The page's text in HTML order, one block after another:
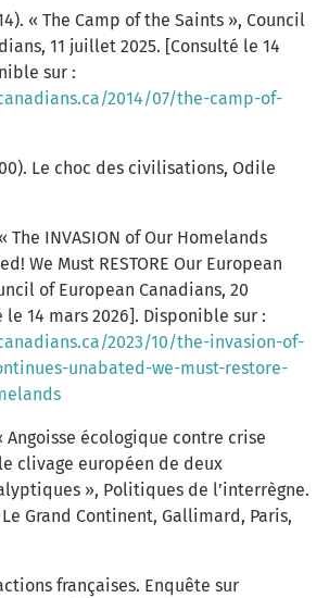
« The Camp of the Saints », Council
11 juillet 2025. [Consulté le 14
sur :
2014/07/the-camp-of-
Le choc des civilisations, Odile
The INVASION of Our Homelands
We Must RESTORE Our European
of European Canadians, 20
14 mars 2026]. Disponible sur :
2023/10/the-invasion-of-
unabated-we-must-restore-
Angoisse écologique contre crise
clivage européen de deux
», Politiques de l’interrègne.
Grand Continent, Gallimard, Paris,
françaises. Enquête sur